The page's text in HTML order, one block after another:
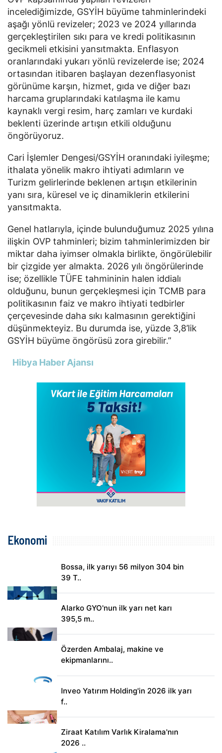
incelediğimizde, GSYİH büyüme tahminlerindeki
aşağı yönlü revizeler; 2023 ve 2024 yıllarında
gerçekleştirilen sıkı para ve kredi politikasının
gecikmeli etkisini yansıtmakta. Enflasyon
oranlarındaki yukarı yönlü revizelerde ise; 2024
ortasından itibaren başlayan dezenflasyonist
görünüme karşın, hizmet, gıda ve diğer bazı
harcama gruplarındaki katılaşma ile kamu
kaynaklı vergi resim, harç zamları ve kurdaki
beklenti üzerinde artışın etkili olduğunu
öngörüyoruz.
Cari İşlemler Dengesi/GSYİH oranındaki iyileşme;
ithalata yönelik makro ihtiyati adımların ve
Turizm gelirlerinde beklenen artışın etkilerinin
yanı sıra, küresel ve iç dinamiklerin etkilerini
yansıtmakta.
Genel hatlarıyla, içinde bulunduğumuz 2025 yılına
ilişkin OVP tahminleri; bizim tahminlerimizden bir
miktar daha iyimser olmakla birlikte, öngörülebilir
bir çizgide yer almakta. 2026 yılı öngörülerinde
ise; özellikle TÜFE tahmininin halen iddialı
olduğunu, bunun gerçekleşmesi için TCMB para
politikasının faiz ve makro ihtiyati tedbirler
çerçevesinde daha sıkı kalmasının gerektiğini
düşünmekteyiz. Bu durumda ise, yüzde 3,8’lik
GSYİH büyüme öngörüsü zora girebilir.”
Hibya Haber Ajansı
Ekonomi
Bossa, ilk yarıyı 56 milyon 304 bin
39 T..
Alarko GYO'nun ilk yarı net karı
395,5 m..
Özerden Ambalaj, makine ve
ekipmanlarını..
Inveo Yatırım Holding'in 2026 ilk yarı
f..
Ziraat Katılım Varlık Kiralama'nın
2026 ..